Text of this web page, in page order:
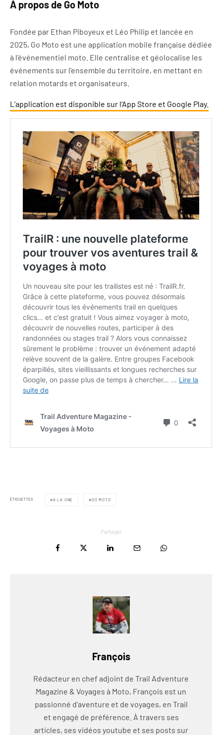
À propos de Go Moto
Fondée par Ethan Piboyeux et Léo Philip et lancée en
2025, Go Moto est une application mobile française dédiée
à l’événementiel moto. Elle centralise et géolocalise les
événements sur l’ensemble du territoire, en mettant en
relation motards et organisateurs.
L’application est disponible sur l’App Store et Google Play.
ÉTIQUETTES A LA UNE GO MOTO
Partager
François
Rédacteur en chef adjoint de Trail Adventure
Magazine & Voyages à Moto, François est un
passionné d'aventure et de voyages, en Trail
et engagé de préférence. À travers ses
articles, ses vidéos youtube et ses posts sur